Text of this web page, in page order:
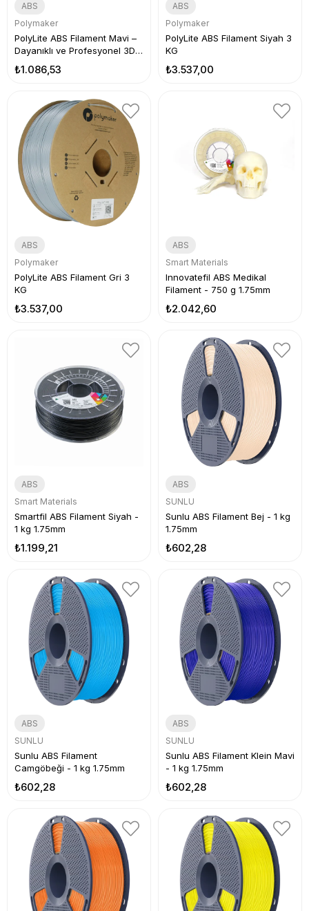
ABS
Polymaker
PolyLite ABS Filament Mavi –
Dayanıklı ve Profesyonel 3D
₺1.086,53
ABS
Polymaker
PolyLite ABS Filament Siyah 3
KG
₺3.537,00
ABS
Polymaker
PolyLite ABS Filament Gri 3
KG
₺3.537,00
ABS
Smart Materials
Innovatefil ABS Medikal
Filament - 750 g 1.75mm
₺2.042,60
ABS
Smart Materials
Smartfil ABS Filament Siyah -
1 kg 1.75mm
₺1.199,21
ABS
SUNLU
Sunlu ABS Filament Bej - 1 kg
1.75mm
₺602,28
ABS
SUNLU
Sunlu ABS Filament
Camgöbeği - 1 kg 1.75mm
₺602,28
ABS
SUNLU
Sunlu ABS Filament Klein Mavi
- 1 kg 1.75mm
₺602,28